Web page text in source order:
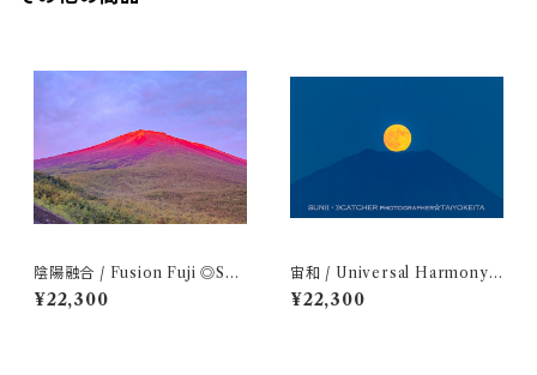
陰陽融合 / Fusion Fuji ◎Sサ
イズ(マット付き)
¥22,300
宙和 / Universal Harmony
◎Sサイズ(マット付き)
¥22,300